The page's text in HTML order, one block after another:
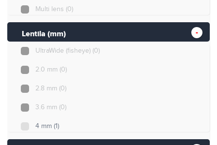
Multi lens (0)
Lentila (mm)
UltraWide (fisheye) (0)
2.0 mm (0)
2.8 mm (0)
3.6 mm (0)
4 mm (1)